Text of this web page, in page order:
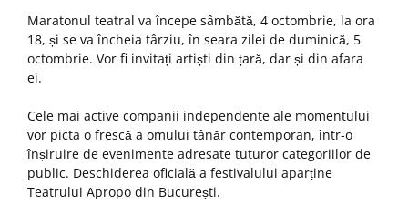
Maratonul teatral va începe sâmbătă, 4 octombrie, la ora
18, și se va încheia târziu, în seara zilei de duminică, 5
octombrie. Vor fi invitați artiști din țară, dar și din afara
ei.
Cele mai active companii independente ale momentului
vor picta o frescă a omului tânăr contemporan, într-o
înșiruire de evenimente adresate tuturor categoriilor de
public. Deschiderea oficială a festivalului aparține
Teatrului Apropo din București.